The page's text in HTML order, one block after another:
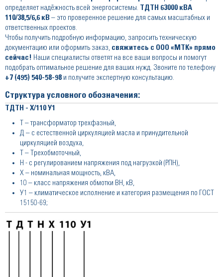
определяет надёжность всей энергосистемы. ТДТН 63000 кВА
110/38,5/6,6 кВ – это проверенное решение для самых масштабных и
ответственных проектов.
Чтобы получить подробную информацию, запросить техническую
документацию или оформить заказ, свяжитесь с ООО «МТК» прямо
сейчас! Наши специалисты ответят на все ваши вопросы и помогут
подобрать оптимальное решение для ваших нужд. Звоните по телефону
+7 (495) 540-58-98 и получите экспертную консультацию.
Структура условного обозначения:
ТДТН - Х/110 У1
Т – трансформатор трехфазный,
Д – с естественной циркуляцией масла и принудительной
циркуляцией воздуха,
Т – Трехобмоточный,
Н - с регулированием напряжения под нагрузкой (РПН),
Х – номинальная мощность, кВА,
10 – класс напряжения обмотки ВН, кВ,
У1 – климатическое исполнение и категория размещения по ГОСТ
15150-69;